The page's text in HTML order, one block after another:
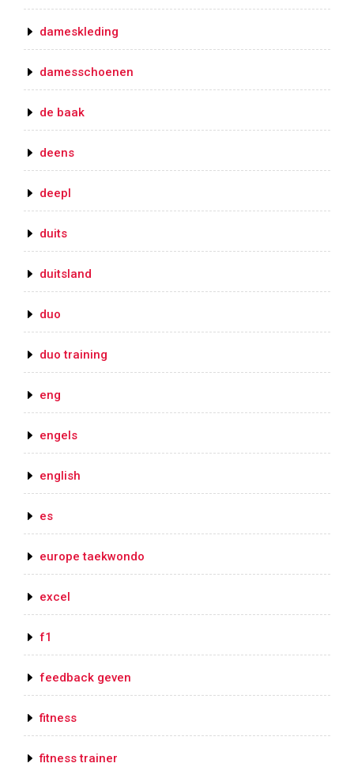
dameskleding
damesschoenen
de baak
deens
deepl
duits
duitsland
duo
duo training
eng
engels
english
es
europe taekwondo
excel
f1
feedback geven
fitness
fitness trainer